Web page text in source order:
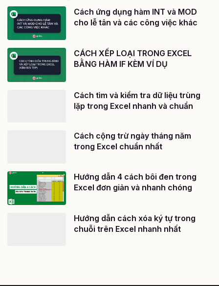
Cách ứng dụng hàm INT và MOD
cho lễ tân và các công việc khác
CÁCH XẾP LOẠI TRONG EXCEL
BẰNG HÀM IF KÈM VÍ DỤ
Cách tìm và kiểm tra dữ liệu trùng
lặp trong Excel nhanh và chuẩn
Cách cộng trừ ngày tháng năm
trong Excel chuẩn nhất
Hướng dẫn 4 cách bôi đen trong
Excel đơn giản và nhanh chóng
Hướng dẫn cách xóa ký tự trong
chuỗi trên Excel nhanh nhất